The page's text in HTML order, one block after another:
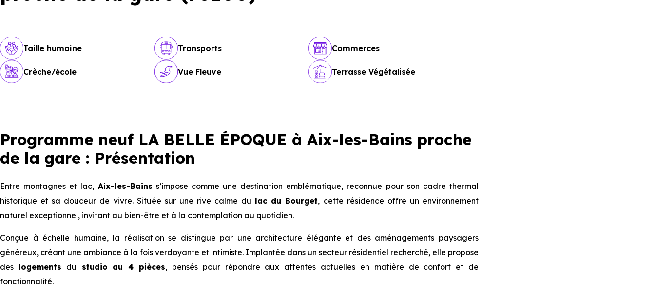
Taille humaine Transports Commerces
Crèche/école Vue Fleuve Terrasse Végétalisée
Programme neuf LA BELLE ÉPOQUE à Aix-les-Bains proche
de la gare : Présentation
Entre montagnes et lac, Aix-les-Bains s’impose comme une destination emblématique, reconnue pour son cadre thermal
historique et sa douceur de vivre. Située sur une rive calme du lac du Bourget, cette résidence offre un environnement
naturel exceptionnel, invitant au bien-être et à la contemplation au quotidien.
Conçue à échelle humaine, la réalisation se distingue par une architecture élégante et des aménagements paysagers
généreux, créant une ambiance à la fois verdoyante et intimiste. Implantée dans un secteur résidentiel recherché, elle propose
des logements du studio au 4 pièces, pensés pour répondre aux attentes actuelles en matière de confort et de
fonctionnalité.